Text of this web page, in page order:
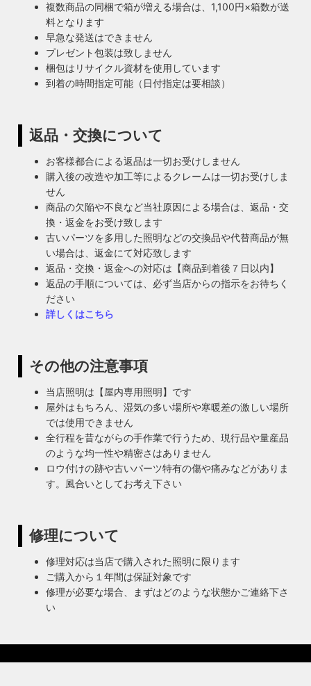
複数商品の同梱で箱が増える場合は、1,100円×箱数が送
料となります
早急な発送はできません
プレゼント包装は致しません
梱包はリサイクル資材を使用しています
到着の時間指定可能（日付指定は要相談）
返品・交換について
お客様都合による返品は一切お受けしません
購入後の改造や加工等によるクレームは一切お受けしま
せん
商品の欠陥や不良など当社原因による場合は、返品・交
換・返金をお受け致します
古いパーツを多用した照明などの交換品や代替商品が無
い場合は、返金にて対応致します
返品・交換・返金への対応は【商品到着後７日以内】
返品の手順については、必ず当店からの指示をお待ちく
ださい
詳しくはこちら
その他の注意事項
当店照明は【屋内専用照明】です
屋外はもちろん、湿気の多い場所や寒暖差の激しい場所
では使用できません
全行程を昔ながらの手作業で行うため、現行品や量産品
のような均一性や精密さはありません
ロウ付けの跡や古いパーツ特有の傷や痛みなどがありま
す。風合いとしてお考え下さい
修理について
修理対応は当店で購入された照明に限ります
ご購入から１年間は保証対象です
修理が必要な場合、まずはどのような状態かご連絡下さ
い